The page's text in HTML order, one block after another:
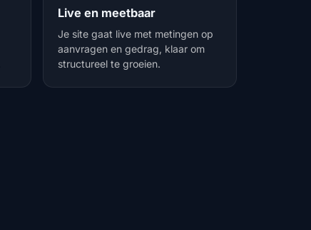
Live en meetbaar
Je site gaat live met metingen op
aanvragen en gedrag, klaar om
structureel te groeien.